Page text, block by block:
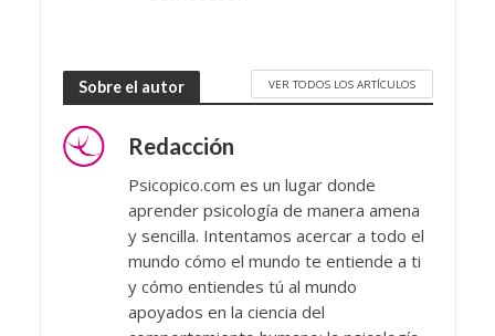
Sobre el autor VER TODOS LOS ARTÍCULOS
Redacción
Psicopico.com es un lugar donde
aprender psicología de manera amena
y sencilla. Intentamos acercar a todo el
mundo cómo el mundo te entiende a ti
y cómo entiendes tú al mundo
apoyados en la ciencia del